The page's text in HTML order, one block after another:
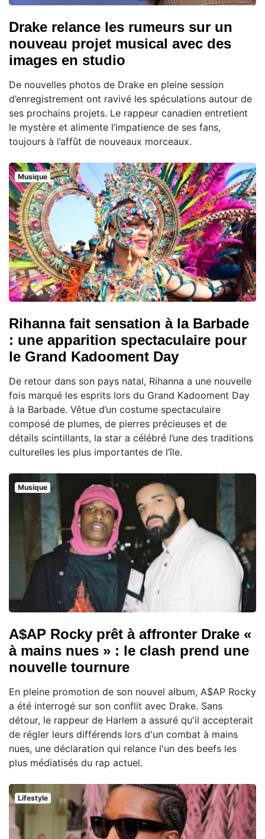
Drake relance les rumeurs sur un
nouveau projet musical avec des
images en studio
De nouvelles photos de Drake en pleine session
d’enregistrement ont ravivé les spéculations autour de
ses prochains projets. Le rappeur canadien entretient
le mystère et alimente l’impatience de ses fans,
toujours à l’affût de nouveaux morceaux.
Musique
Rihanna fait sensation à la Barbade
: une apparition spectaculaire pour
le Grand Kadooment Day
De retour dans son pays natal, Rihanna a une nouvelle
fois marqué les esprits lors du Grand Kadooment Day
à la Barbade. Vêtue d’un costume spectaculaire
composé de plumes, de pierres précieuses et de
détails scintillants, la star a célébré l’une des traditions
culturelles les plus importantes de l’île.
Musique
A$AP Rocky prêt à affronter Drake «
à mains nues » : le clash prend une
nouvelle tournure
En pleine promotion de son nouvel album, A$AP Rocky
a été interrogé sur son conflit avec Drake. Sans
détour, le rappeur de Harlem a assuré qu'il accepterait
de régler leurs différends lors d'un combat à mains
nues, une déclaration qui relance l'un des beefs les
plus médiatisés du rap actuel.
Lifestyle